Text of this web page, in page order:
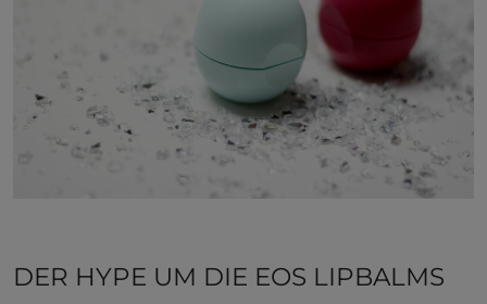
DER HYPE UM DIE EOS LIPBALMS